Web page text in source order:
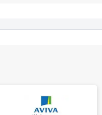
life insurance for an 18
term life insurance for an 18
term life insurance for an 18
diseases, cover upto 30